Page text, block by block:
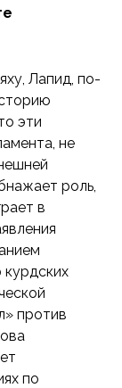
Лапид, по-
эти
не
роль,
в
курдских
против
по